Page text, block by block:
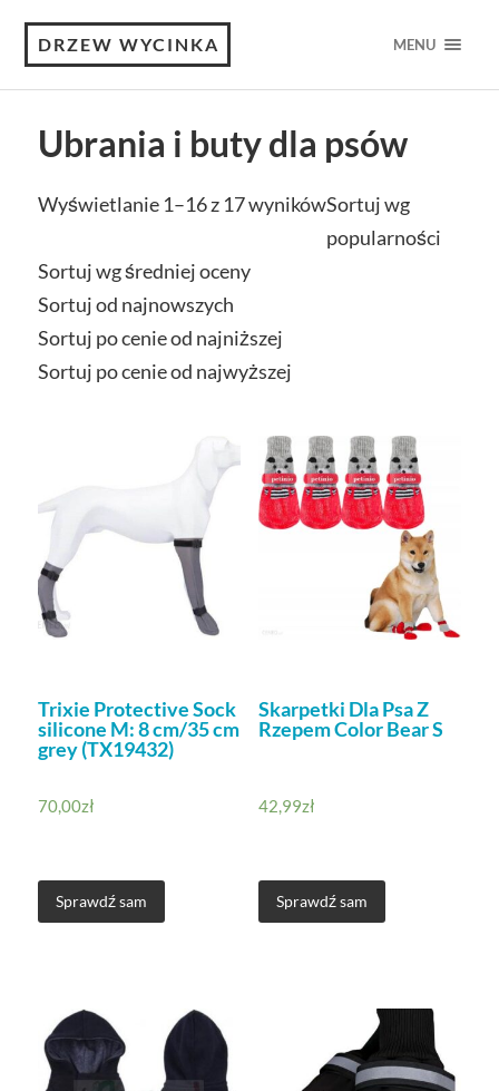
DRZEW WYCINKA MENU
Ubrania i buty dla psów
Wyświetlanie 1–16 z 17 wynikówSortuj wg
popularności
Sortuj wg średniej oceny
Sortuj od najnowszych
Sortuj po cenie od najniższej
Sortuj po cenie od najwyższej
Trixie Protective Sock
silicone M: 8 cm/35 cm
grey (TX19432)
70,00zł
Sprawdź sam
Skarpetki Dla Psa Z
Rzepem Color Bear S
42,99zł
Sprawdź sam